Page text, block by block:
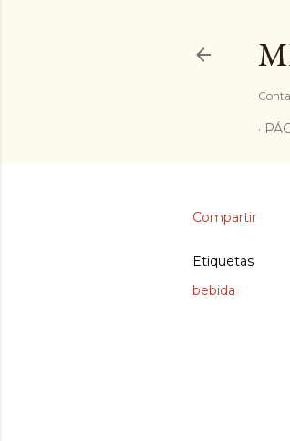
Compartir
Etiquetas
bebida